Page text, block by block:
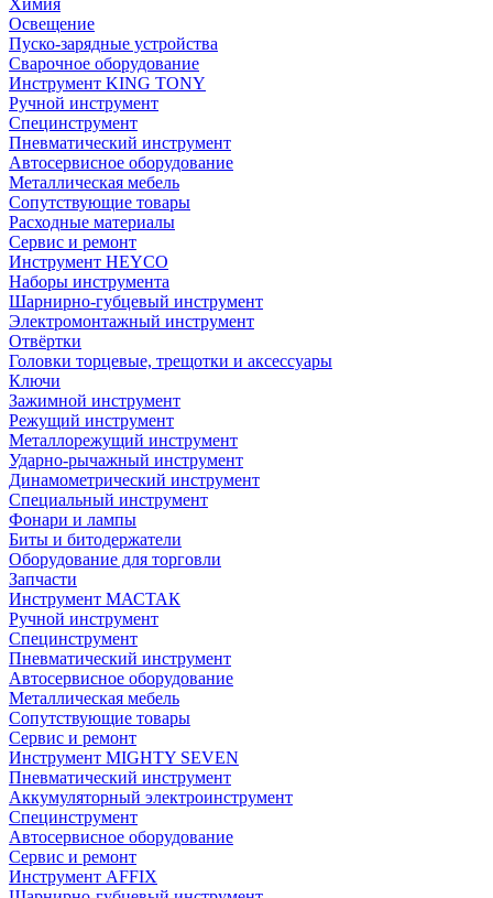
Химия
Освещение
Пуско-зарядные устройства
Сварочное оборудование
Инструмент KING TONY
Ручной инструмент
Специнструмент
Пневматический инструмент
Автосервисное оборудование
Металлическая мебель
Сопутствующие товары
Расходные материалы
Сервис и ремонт
Инструмент HEYCO
Наборы инструмента
Шарнирно-губцевый инструмент
Электромонтажный инструмент
Отвёртки
Головки торцевые, трещотки и аксессуары
Ключи
Зажимной инструмент
Режущий инструмент
Металлорежущий инструмент
Ударно-рычажный инструмент
Динамометрический инструмент
Специальный инструмент
Фонари и лампы
Биты и битодержатели
Оборудование для торговли
Запчасти
Инструмент МАСТАК
Ручной инструмент
Специнструмент
Пневматический инструмент
Автосервисное оборудование
Металлическая мебель
Сопутствующие товары
Сервис и ремонт
Инструмент MIGHTY SEVEN
Пневматический инструмент
Аккумуляторный электроинструмент
Специнструмент
Автосервисное оборудование
Сервис и ремонт
Инструмент AFFIX